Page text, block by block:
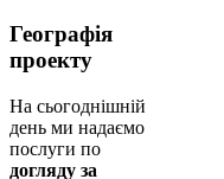
Географія
проекту
На сьогоднішній
день ми надаємо
послуги по
догляду за